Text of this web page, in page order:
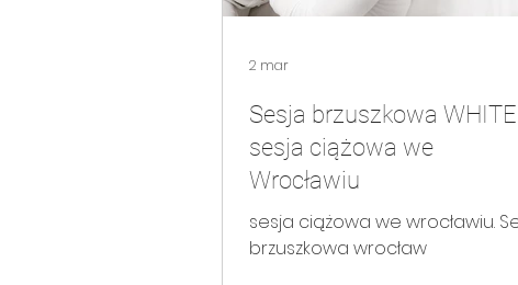
Sesja brzuszkowa WHITE -
sesja ciążowa we
Wrocławiu
sesja ciążowa we wrocławiu. Sesja
brzuszkowa wrocław
2 mar